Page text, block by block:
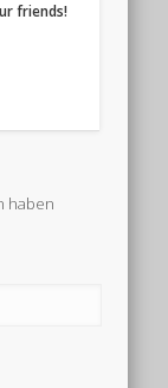
friends!
haben